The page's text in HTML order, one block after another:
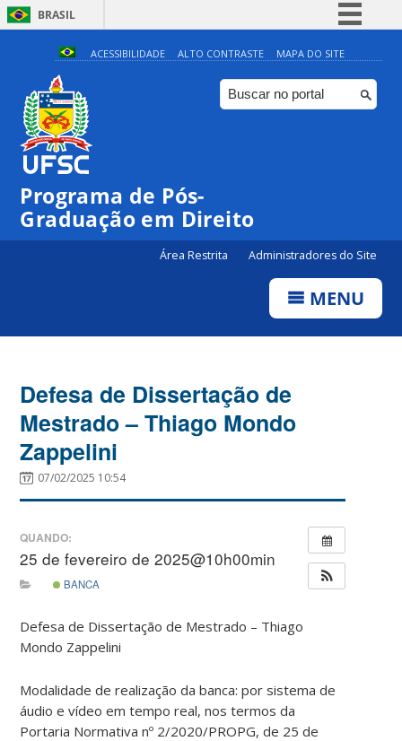
BRASIL
Simplifique!
Comunica BR
Participe
ACESSIBILIDADE ALTO CONTRASTE MAPA DO SITE
Programa de Pós-
Graduação em Direito
Área Restrita Administradores do Site
MENU
Defesa de Dissertação de
Mestrado – Thiago Mondo
Zappelini
07/02/2025 10:54
QUANDO:
25 de fevereiro de 2025@10h00min
BANCA
Defesa de Dissertação de Mestrado – Thiago
Mondo Zappelini
Modalidade de realização da banca: por sistema de
áudio e vídeo em tempo real, nos termos da
Portaria Normativa nº 2/2020/PROPG, de 25 de